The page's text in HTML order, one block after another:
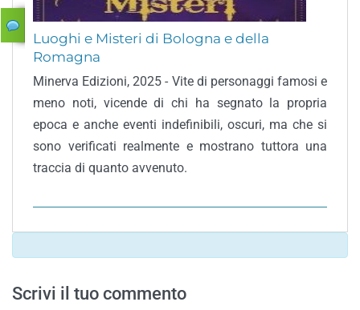
Luoghi e Misteri di Bologna e della
Romagna
Minerva Edizioni, 2025 - Vite di personaggi famosi e
meno noti, vicende di chi ha segnato la propria
epoca e anche eventi indefinibili, oscuri, ma che si
sono verificati realmente e mostrano tuttora una
traccia di quanto avvenuto.
Scrivi il tuo commento